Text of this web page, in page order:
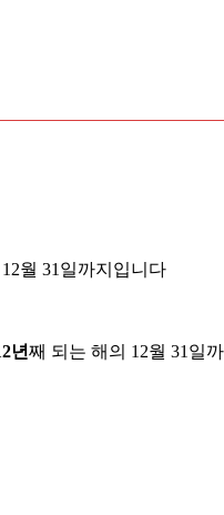
월 31일까지입니다
년째 되는 해의 12월 31일